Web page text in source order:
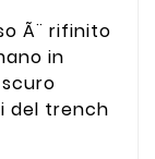
Ã¨ rifinito
in
del trench